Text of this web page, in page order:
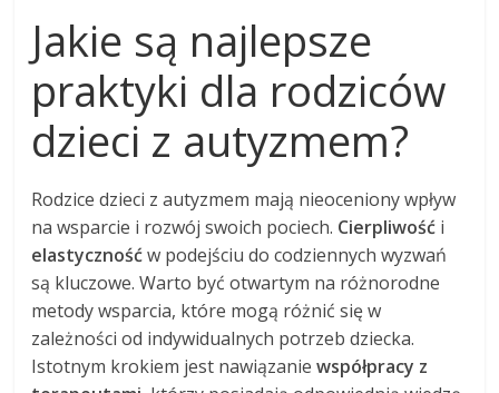
Jakie są najlepsze
praktyki dla rodziców
dzieci z autyzmem?
Rodzice dzieci z autyzmem mają nieoceniony wpływ
na wsparcie i rozwój swoich pociech. Cierpliwość i
elastycznośćw podejściu do codziennych wyzwań
są kluczowe. Warto być otwartym na różnorodne
metody wsparcia, które mogą różnić się w
zależności od indywidualnych potrzeb dziecka.
Istotnym krokiem jest nawiązaniewspółpracy z